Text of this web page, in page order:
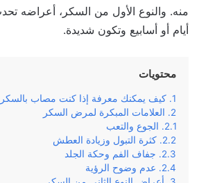
منه. والنوع الأول من السكر، أعراضه
أيام أو أسابيع وتكون شديدة.
محتويات
كيف يمكنك معرفة إذا كنت مصاب بالسكر
العلامات المبكرة لمرض السكر
الجوع والتعب
كثرة التبول وزيادة العطش
جفاف الفم وحكة الجلد
عدم وضوح الرؤية